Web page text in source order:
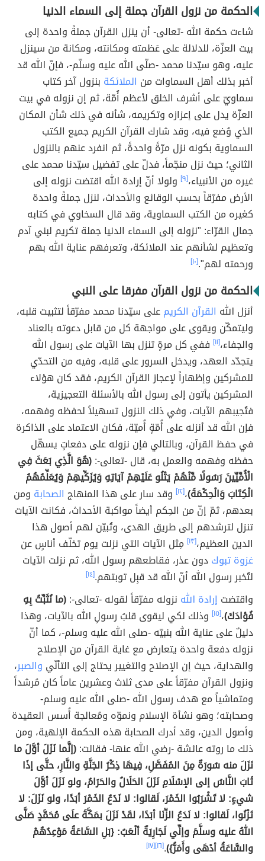
الحكمة من نزول القرآن جملة إلى السماء الدنيا
شاءت حكمة الله -تعالى- أن ينزل القرآن جملةً واحدة إلى
بيت العزّة، للدلالة على عَظمته ومكانته، ومكانة من سينزل
عليه، وهو سيّدنا محمد -صلّى الله عليه وسلّم-، فإنّ الله قد
أخبر بذلك أهل السماوات من الملائكة بنزول آخر كتاب
سماويّ على أشرف الخلق لأعظم أُمّة، ثم إن نزوله في بيت
العزّة يدل على إعزازه وتكريمه، شأنه في ذلك شأن المكان
الذي وُضع فيه، وقد شارك القرآن الكريم جميع الكتب
السماوية بكونه نزل مرّةً واحدةً، ثم انفرد عنهم بالنزول
الثاني؛ حيث نزل منجّماً، فدلّ على تفضيل سيّدنا محمد على
غيره من الأنبياء،[٩]
ولولا أنّ إرادة الله اقتضت نزوله إلى
الأرض مفرّقاً بحسب الوقائع والأحداث، لنزل جملةً واحدة
كغيره من الكتب السماوية، وقد قال السخاوي في كتابه
جمال القرّاء: "نزوله إلى السماء الدنيا جملة تكريم لبني آدم
وتعظيم لشأنهم عند الملائكة، وتعرفهم عناية الله بهم
ورحمته لهم".[١٠]
الحكمة من نزول القرآن مفرقا على النبي
أنزل الله القرآن الكريمعلى سيّدنا محمد مفرّقاً لتثبيت قلبه،
وليتمكّن ويقوى على مواجهة كل من قابل دعوته بالعناد
والجفاء،[١١]
ففي كل مرةٍ تنزل بها الآيات على رسول الله
يتجدّد العهد، ويدخل السرور على قلبه، وفيه من التحدّي
للمشركين وإظهاراً لإعجاز القرآن الكريم، فقد كان هؤلاء
المشركين يأتون إلى رسول الله بالأسئلة التعجيزية،
فتُجيبهم الآيات، وفي ذلك النزول تسهيلاً لحفظه وفهمه،
فإن الله قد أنزله على أُمّةٍ أُميّة، فكان الاعتماد على الذاكرة
في حفظ القرآن، وبالتالي فإن نزوله على دفعاتٍ يسهّل
حفظه وفهمه والعمل به، قال -تعالى-:(هُوَ الَّذِي بَعَثَ فِي
الْأُمِّيِّينَ رَسُولًا مِّنْهُمْ يَتْلُو عَلَيْهِمْ آيَاتِهِ وَيُزَكِّيهِمْ وَيُعَلِّمُهُمُ
الْكِتَابَ وَالْحِكْمَةَ)،[١٢] وقد سار على هذا المنهاج الصحابة ومن
بعدهم، ثمّ إنّ من الحِكم أيضاً مواكبة الأحداث، فكانت الآيات
تنزل لترشدهم إلى طريق الهدى، وتُبيّن لهم أصول هذا
الدين العظيم،[١٣]
مِثل الآيات التي نزلت يوم تخلّف أناسٍ عن
غزوة تبوكدون عذر، فقاطعهم رسول الله، ثم نزلت الآيات
لتُخبر رسول الله أنّ الله قد قبِل توبتهم.[١٤]
واقتضت إرادة الله نزوله مفرّقاً لقوله -تعالى-:(ما نُثَبِّتُ بِهِ
فُؤادَكَ)،[١٥]
وذلك لكي ليقوى قلبُ رسولِ الله بالآيات، وهذا
دليلٌ على عناية الله بنبيّه -صلى الله عليه وسلم-، كما أنّ
نزوله دفعة واحدة يتعارض مع غاية القرآن من الإصلاح
والهداية، حيث إن الإصلاح والتغيير يحتاج إلى التأنّي والصبر،
ونزول القرآن مفرّقاً على مدى ثلاث وعشرين عاماً كان مُرشداً
ومتماشياً مع هدف رسول الله -صلى الله عليه وسلم-
وصحابته؛ وهو نشأة الإسلام ونموّه ومُعالجة أُسس العقيدة
وأصول الدين، وقد أدرك الصحابة هذه الحكمة الإلهية، ومن
ذلك ما روته عائشة -رضي الله عنها- فقالت:(إنَّما نَزَلَ أوَّلَ ما
نَزَلَ منه سُورَةٌ مِنَ المُفَصَّلِ، فِيهَا ذِكْرُ الجَنَّةِ والنَّارِ، حتَّى إذَا
ثَابَ النَّاسُ إلى الإسْلَامِ نَزَلَ الحَلَالُ والحَرَامُ، ولو نَزَلَ أوَّلَ
شيءٍ: لا تَشْرَبُوا الخَمْرَ، لَقالوا: لا نَدَعُ الخَمْرَ أبَدًا، ولو نَزَلَ: لا
تَزْنُوا، لَقالوا: لا نَدَعُ الزِّنَا أبَدًا، لقَدْ نَزَلَ بمَكَّةَ علَى مُحَمَّدٍ صَلَّى
اللهُ عليه وسلَّمَ وإنِّي لَجَارِيَةٌ ألْعَبُ: {بَلِ السَّاعَةُ مَوْعِدُهُمْ
والسَّاعَةُ أدْهَى وأَمَرُّ}).[١٦] [١٧]